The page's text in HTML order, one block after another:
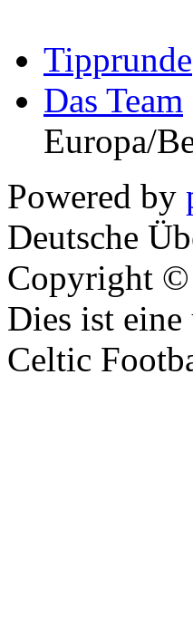
Tipprunde
Das Team
Europa/
Powered by
Deutsche
Copyright ©
Dies ist
Celtic